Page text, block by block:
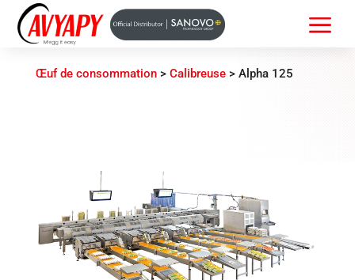
a
Œuf de consommation> Calibreuse> Alpha 125